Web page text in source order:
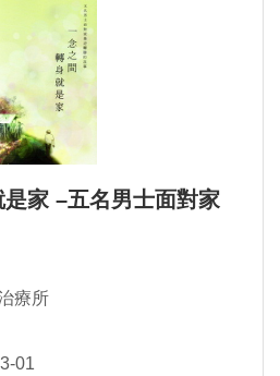
家 –五名男士面對家
療所
01